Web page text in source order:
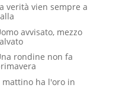
verità vien sempre a
avvisato, mezzo
rondine non fa
mattino ha l'oro in